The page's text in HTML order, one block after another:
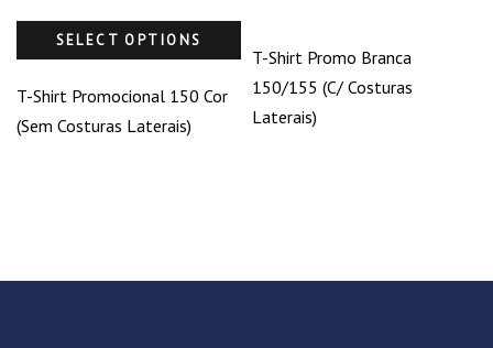
SELECT OPTIONS
T-Shirt Promocional 150 Cor
(Sem Costuras Laterais)
T-Shirt Promo Branca
150/155 (C/ Costuras
Laterais)